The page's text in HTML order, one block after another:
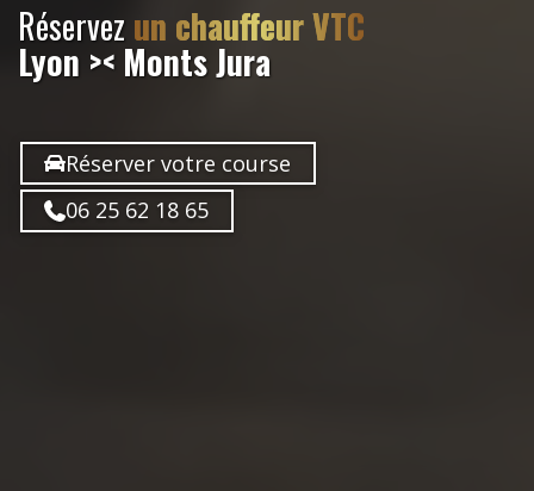
Réservez un chauffeur VTC
Lyon >< Monts Jura
Réserver votre course
06 25 62 18 65